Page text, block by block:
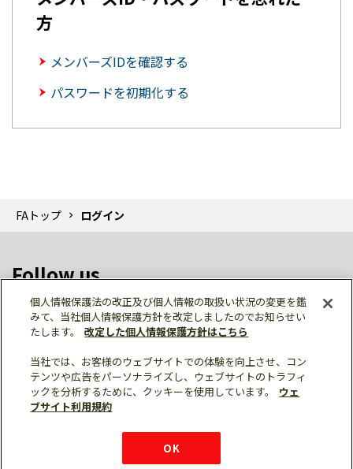
方
メンバーズIDを確認する
パスワードを初期化する
FAトップ ログイン
Follow us
個人情報保護 利用規約
ご利用にあたって
サイトマップ
三菱電機トップ
個人情報保護法の改正及び個人情報の取扱い状況の変更を鑑
みて、当社個人情報保護方針を改定しましたのでお知らせい
たします。
改定した個人情報保護方針はこちら
当社では、お客様のウェブサイトでの体験を向上させ、コン
テンツや広告をパーソナライズし、ウェブサイトのトラフィ
ックを分析するために、クッキーを使用しています。
ウェ
ブサイト利用規約
OK
チャットサービス